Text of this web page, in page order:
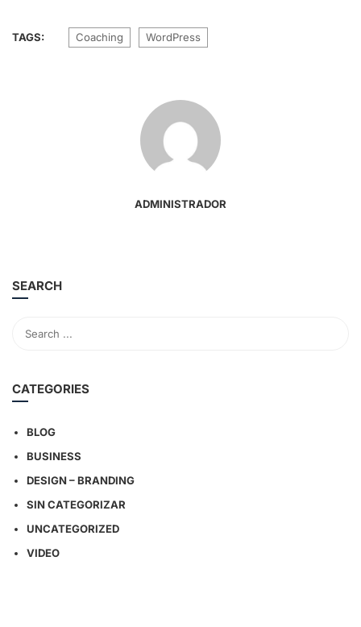
TAGS: Coaching WordPress
ADMINISTRADOR
SEARCH
CATEGORIES
BLOG
BUSINESS
DESIGN – BRANDING
SIN CATEGORIZAR
UNCATEGORIZED
VIDEO